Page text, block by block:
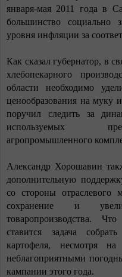
января-мая 2011 года в
большинство социально
уровня инфляции за
Как сказал губернатор, в
хлебопекарного
области необходимо
ценообразования на муку
поручил следить за
используемых
агропромышленного
Александр Хорошавин
дополнительную
со стороны отраслевого
сохранение и
товаропроизводства.
ставится задача
картофеля, несмотря
неблагоприятными
кампании этого года.